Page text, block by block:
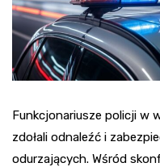
Funkcjonariusze policji w
zdołali odnaleźć i
odurzających. Wśród